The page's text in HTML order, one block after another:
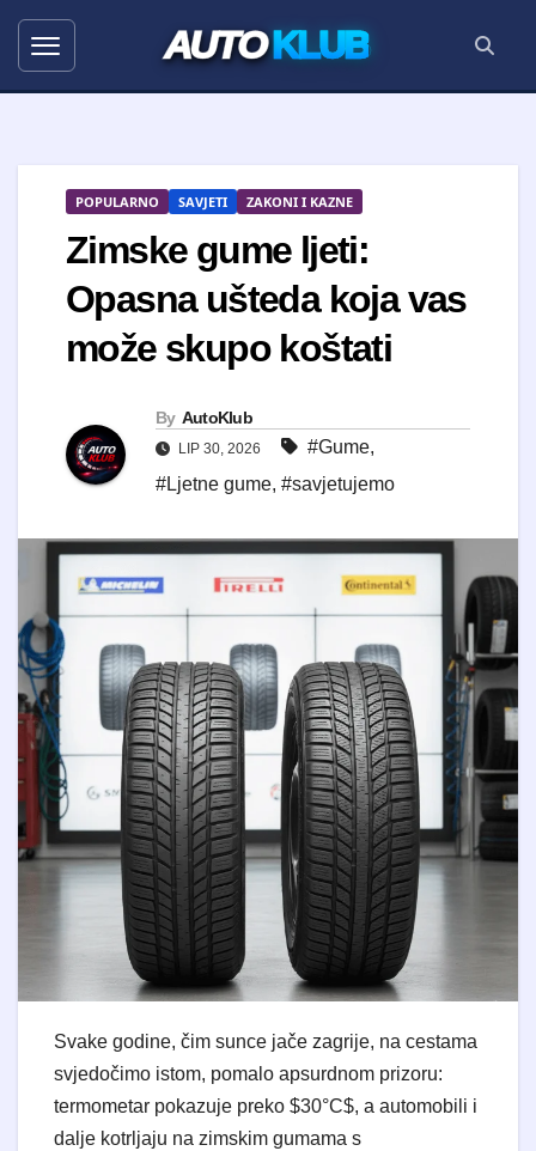
AUTOKLUB
POPULARNO SAVJETI ZAKONI I KAZNE
Zimske gume ljeti:
Opasna ušteda koja vas
može skupo koštati
By AutoKlub
LIP 30, 2026 #Gume,
#Ljetne gume, #savjetujemo
Svake godine, čim sunce jače zagrije, na cestama
svjedočimo istom, pomalo apsurdnom prizoru:
termometar pokazuje preko $30°C$, a automobili i
dalje kotrljaju na zimskim gumama s